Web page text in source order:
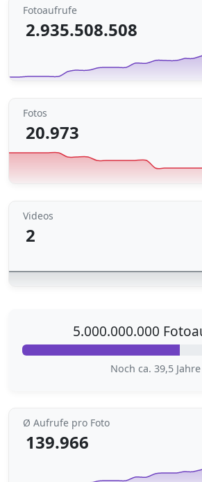
Fotoaufrufe
2.935.508.508
Fotos
20.973
Videos
2
5.000.000.000
Noch ca. 39,5 Jahre
Ø Aufrufe pro Foto
139.966